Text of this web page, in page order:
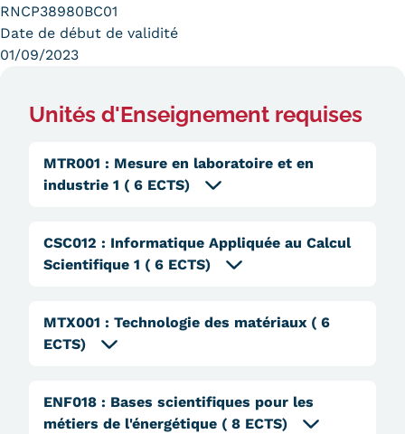
Modalités d'enseignement
Enseignement à distance
Validation des Acquis de
Validation des études
supérieures (VES)
Validation des acquis
professionnels et personnels
Infos pratiques
RNCP38980BC01
Date de début de validité
01/09/2023
Unités d'Enseignement requises
MTR001 : Mesure en laboratoire et en
industrie 1 ( 6 ECTS)
CSC012 : Informatique Appliquée au Calcul
Scientifique 1 ( 6 ECTS)
MTX001 : Technologie des matériaux ( 6
ECTS)
ENF018 : Bases scientifiques pour les
métiers de l'énergétique ( 8 ECTS)